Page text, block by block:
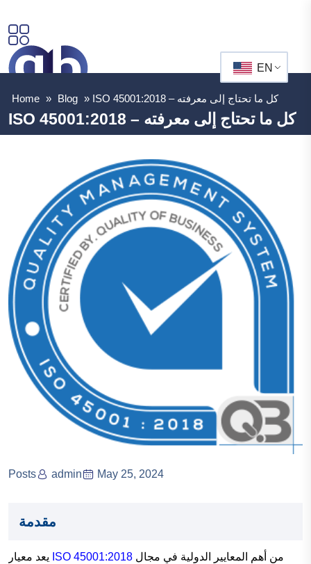
EN
Home » Blog » ISO 45001:2018 – كل ما تحتاج إلى معرفته
ISO 45001:2018 – كل ما تحتاج إلى معرفته
Posts admin May 25, 2024
مقدمة
ISO 45001:2018